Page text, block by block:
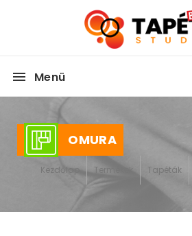
Menü
OMURA
Kezdőlap Termékek Tapéták